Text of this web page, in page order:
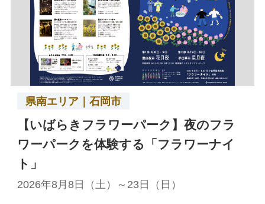
県南エリア｜石岡市
【いばらきフラワーパーク】夜のフラ
ワーパークを体験する「フラワーナイ
ト」
2026年8月8日（土）～23日（日）